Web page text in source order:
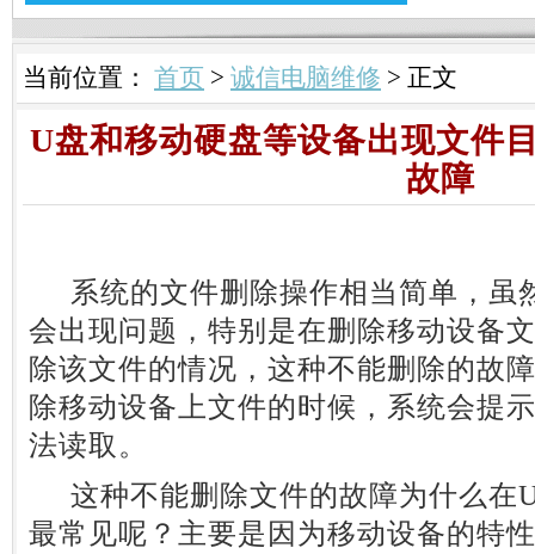
当前位置： 首页 > 诚信电脑维修 > 正文
U盘和移动硬盘等设备出现文件
故障
系统的文件删除操作相当简单，虽
会出现问题，特别是在删除移动设备
除该文件的情况，这种不能删除的故
除移动设备上文件的时候，系统会
法读取。
这种不能删除文件的故障为什么在
最常见呢？主要是因为移动设备的特